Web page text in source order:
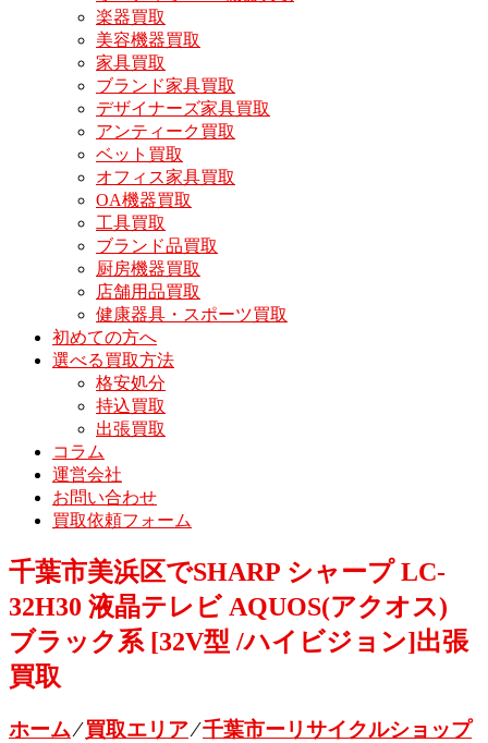
楽器買取
美容機器買取
家具買取
ブランド家具買取
デザイナーズ家具買取
アンティーク買取
ベット買取
オフィス家具買取
OA機器買取
工具買取
ブランド品買取
厨房機器買取
店舗用品買取
健康器具・スポーツ買取
初めての方へ
選べる買取方法
格安処分
持込買取
出張買取
コラム
運営会社
お問い合わせ
買取依頼フォーム
千葉市美浜区でSHARP シャープ LC-
32H30 液晶テレビ AQUOS(アクオス)
ブラック系 [32V型 /ハイビジョン]出張
買取
ホーム⁄買取エリア⁄千葉市ーリサイクルショップ